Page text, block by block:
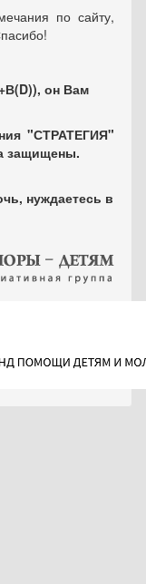
по сайту,
он Вам
"СТРАТЕГИЯ"
защищены.
нуждаетесь в